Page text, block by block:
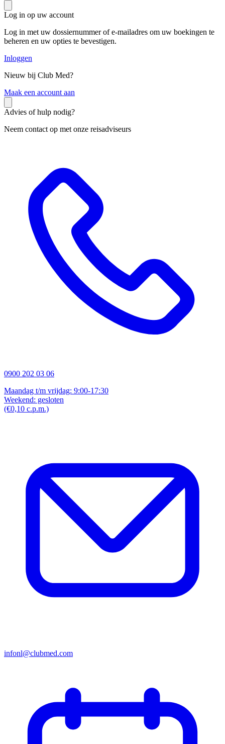
Log in op uw account
Log in met uw dossiernummer of e-mailadres om uw boekingen te
beheren en uw opties te bevestigen.
Inloggen
Nieuw bij Club Med?
Maak een account aan
Advies of hulp nodig?
Neem contact op met onze reisadviseurs
0900 202 03 06
Maandag t/m vrijdag: 9:00-17:30
Weekend: gesloten
(€0,10 c.p.m.)
infonl@clubmed.com